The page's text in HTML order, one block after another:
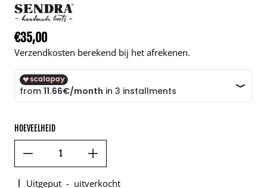
Normale prijs
€35,00
Verzendkosten berekend bij het afrekenen.
HOEVEELHEID
Uitgeput - uitverkocht